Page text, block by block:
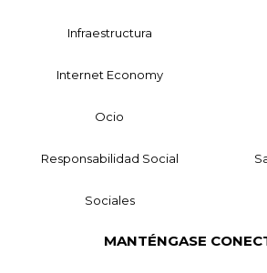
Infraestructura
Internet Economy
Ocio
Responsabilidad Social
Sociales
MANTÉNGASE